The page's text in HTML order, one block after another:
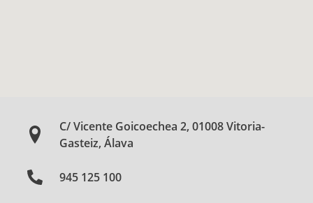
C/ Vicente Goicoechea 2, 01008 Vitoria-
Gasteiz, Álava
945 125 100